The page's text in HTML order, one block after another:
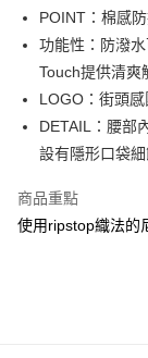
WeChat Pay
送貨方式
每筆HK$50.00，
POINT：棉感
功能性：防潑
Touch提供清爽
LOGO：街頭
DETAIL：腰部
設有隱形口袋
商品重點
使用ripstop織法的